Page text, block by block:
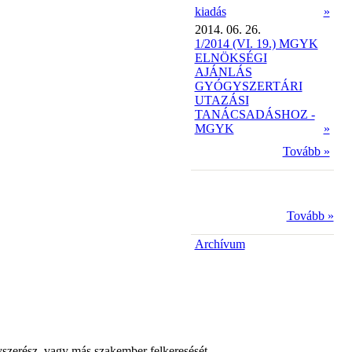
kiadás
»
2014. 06. 26.
1/2014 (VI. 19.) MGYK
ELNÖKSÉGI
AJÁNLÁS
GYÓGYSZERTÁRI
UTAZÁSI
TANÁCSADÁSHOZ -
MGYK
»
Tovább »
Tovább »
Archívum